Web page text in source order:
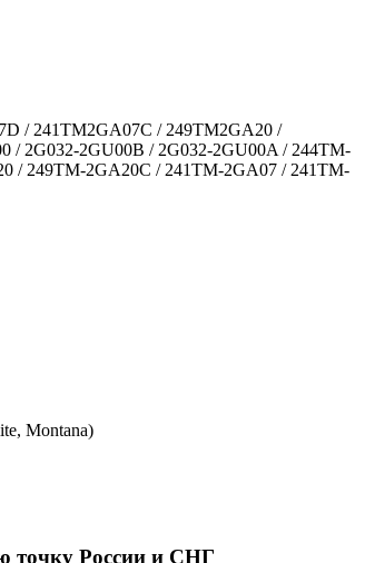
/ 241TM2GA07C / 249TM2GA20 /
/ 2G032-2GU00B / 2G032-2GU00A / 244TM-
/ 249TM-2GA20C / 241TM-2GA07 / 241TM-
Montana)
точку России и СНГ